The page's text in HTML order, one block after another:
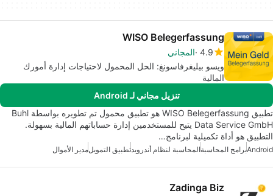
WISO Belegerfassung
4.9 المجاني
ويسو بيليغرفاسونغ: الحل المحمول لاحتياجات إدارة أمورك
المالية
تنزيل مجاني لـ Android
تطبيق WISO Belegerfassung هو تطبيق محمول تم تطويره بواسطة Buhl
Data Service GmbH يتيح للمستخدمين إدارة حساباتهم المالية بسهولة.
التطبيق هو أداة تكميلية لبرنامج…
Androidبرامج المحاسبةالمحاسبة لنظام أندرويدتطبيق التمويلمدير الأموال
Zadinga Biz